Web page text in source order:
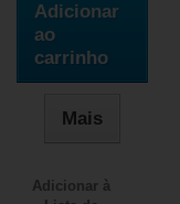
Adicionar
ao
carrinho
Mais
Adicionar à